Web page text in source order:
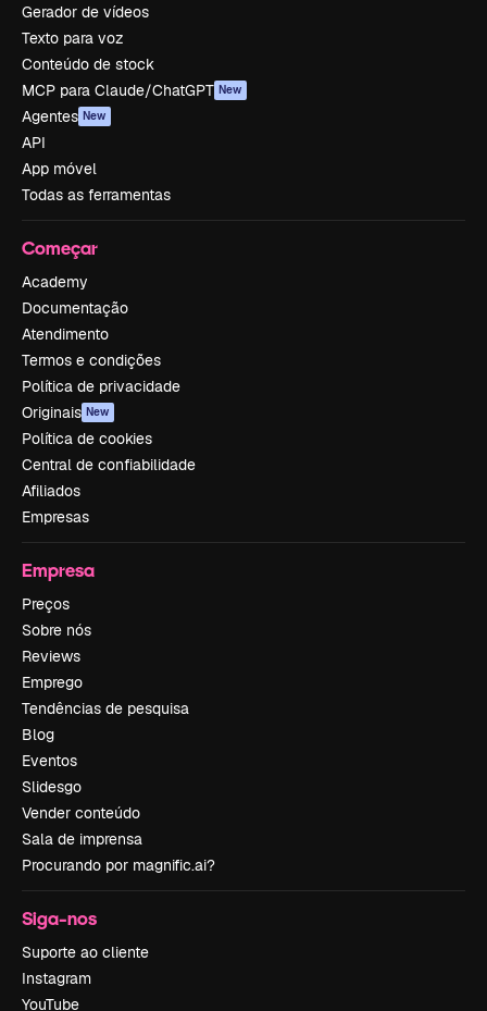
Gerador de vídeos
Texto para voz
Conteúdo de stock
MCP para Claude/ChatGPT New
Agentes New
API
App móvel
Todas as ferramentas
Começar
Academy
Documentação
Atendimento
Termos e condições
Política de privacidade
Originais New
Política de cookies
Central de confiabilidade
Afiliados
Empresas
Empresa
Preços
Sobre nós
Reviews
Emprego
Tendências de pesquisa
Blog
Eventos
Slidesgo
Vender conteúdo
Sala de imprensa
Procurando por magnific.ai?
Siga-nos
Suporte ao cliente
Instagram
YouTube